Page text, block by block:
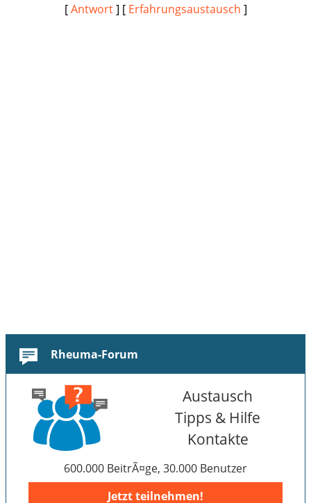
[Antwort] [ Erfahrungsaustausch ]
Rheuma-Forum
Austausch
Tipps & Hilfe
Kontakte
600.000 BeitrÃ¤ge, 30.000 Benutzer
Jetzt teilnehmen!